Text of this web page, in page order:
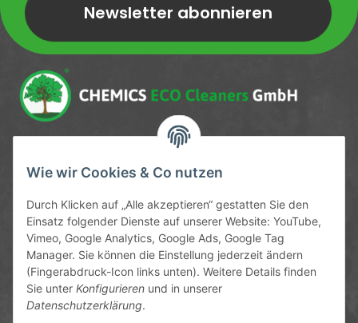
Wie wir Cookies & Co nutzen
Durch Klicken auf „Alle akzeptieren“ gestatten Sie den
Einsatz folgender Dienste auf unserer Website: YouTube,
Vimeo, Google Analytics, Google Ads, Google Tag
Manager. Sie können die Einstellung jederzeit ändern
(Fingerabdruck-Icon links unten). Weitere Details finden
Sie unter Konfigurieren und in unserer
Datenschutzerklärung.
Newsletter abonnieren
Newsletter Newsletter abonnieren
Service-Hotline
09372 / 70 80 90
Mo-Fr, 09:00-12:00 | 13:00-17:00 Uhr
Hinter den Straßenäckern 11-13
63906 Erlenbach
info@chemics.eu